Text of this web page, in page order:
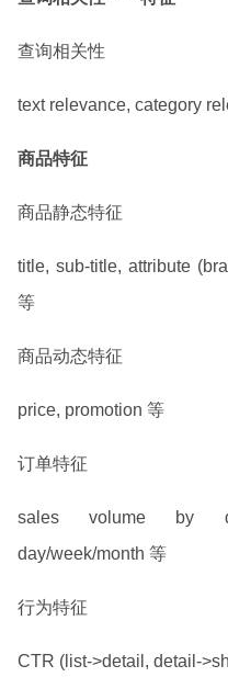
查询相关性
text relevance, category
商品特征
商品静态特征
title, sub-title, attribute
等
商品动态特征
price, promotion 等
订单特征
sales volume by
day/week/month 等
行为特征
CTR (list->detail, detail-